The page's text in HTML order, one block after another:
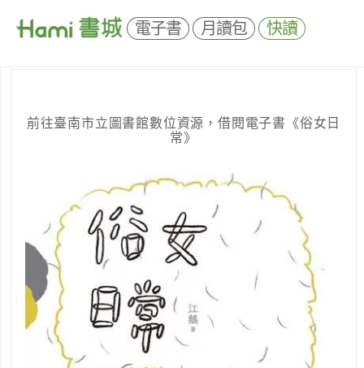
電子書 月讀包 快讀
前往臺南市立圖書館數位資源，借閱電子書《俗女日
常》